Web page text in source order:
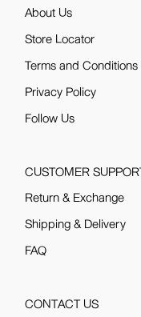
About Us
Store Locator
Terms and Conditions
Privacy Policy
Follow Us
CUSTOMER
Return & Exchange
Shipping & Delivery
FAQ
CONTACT US